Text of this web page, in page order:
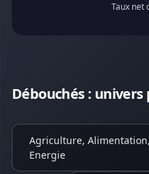
Taux net
Débouchés :
Agriculture,
Energie